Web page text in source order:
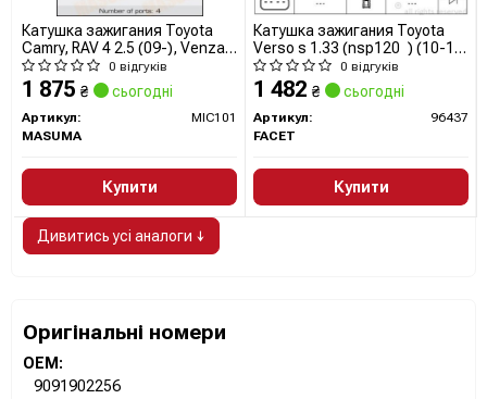
Катушка зажигания Toyota
Camry, RAV 4 2.5 (09-), Venza
2.7 (09-16) (MIC-101)
MASUMA
0 відгуків
1 875 ₴ сьогодні
Артикул:
MIC101
MASUMA
Купити
Катушка зажигания Toyota
Verso s 1.33 (nsp120_) (10-16)
(9.6437) Facet0 відгуків
1 482 ₴ сьогодні
Артикул:
96437
FACET
Купити
Дивитись усі аналоги ↓
Оригінальні номери
OEM:
9091902256